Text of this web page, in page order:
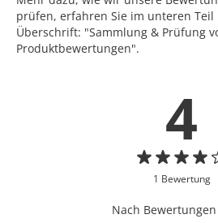
prüfen, erfahren Sie im unteren
Überschrift: "Sammlung & Prüfung
Produktbewertungen".
4
1 Bewertung
Nach